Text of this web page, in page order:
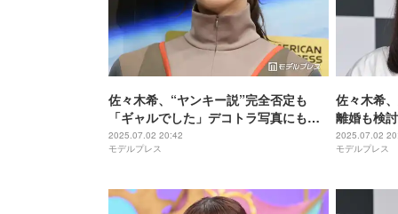
佐々木希、“ヤンキー説”完全否定も
「ギャルでした」デコトラ写真にも言
及
2025.07.02 20:42
モデルプレス
佐々木希
離婚も検
2025.07.02
モデルプレス